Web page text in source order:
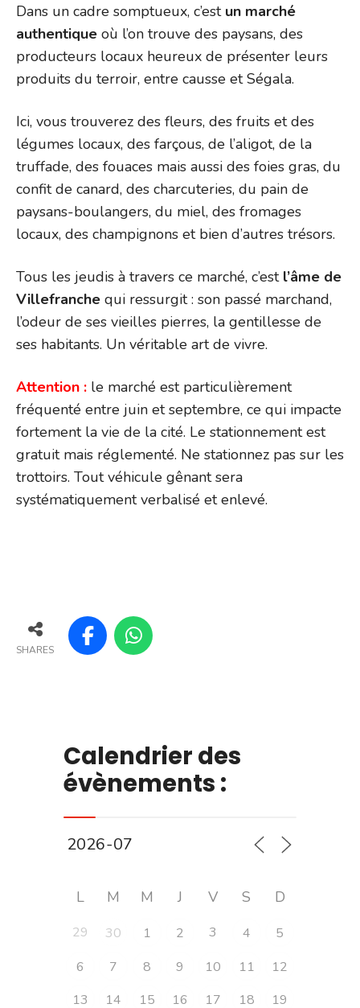
Dans un cadre somptueux, c’estun marché
authentique où l’on trouve des paysans, des
producteurs locaux heureux de présenter leurs
produits du terroir, entre causse et Ségala.
Ici, vous trouverez des fleurs, des fruits et des
légumes locaux, des farçous, de l’aligot, de la
truffade, des fouaces mais aussi des foies gras, du
confit de canard, des charcuteries, du pain de
paysans-boulangers, du miel, des fromages
locaux, des champignons et bien d’autres trésors.
Tous les jeudis à travers ce marché, c’est l’âme de
Villefranche qui ressurgit : son passé marchand,
l’odeur de ses vieilles pierres, la gentillesse de
ses habitants. Un véritable art de vivre.
Attention : le marché est particulièrement
fréquenté entre juin et septembre, ce qui impacte
fortement la vie de la cité. Le stationnement est
gratuit mais réglementé. Ne stationnez pas sur les
trottoirs. Tout véhicule gênant sera
systématiquement verbalisé et enlevé.
SHARES
Calendrier des
évènements :
L M M J V S D
29 30 1 2 3 4
5
6
7 8 9 10 11
12
13
14 15 16 17 18 19